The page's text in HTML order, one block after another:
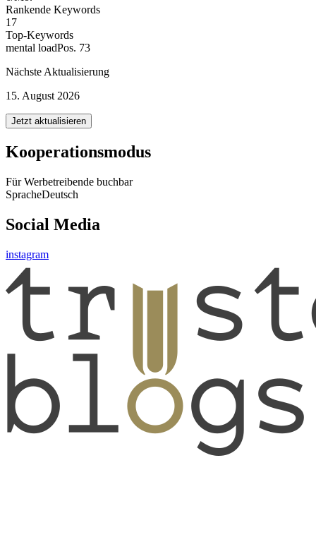
Rankende Keywords
17
Top-Keywords
mental loadPos. 73
Nächste Aktualisierung
15. August 2026
Jetzt aktualisieren
Kooperationsmodus
Für Werbetreibende buchbar
SpracheDeutsch
Social Media
instagram